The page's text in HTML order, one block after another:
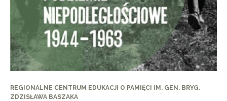
REGIONALNE CENTRUM EDUKACJI O PAMIĘCI IM. GEN. BRYG.
ZDZISŁAWA BASZAKA